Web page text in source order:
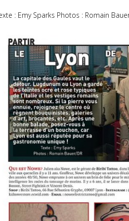
: Emy Sparks Photos : Romain